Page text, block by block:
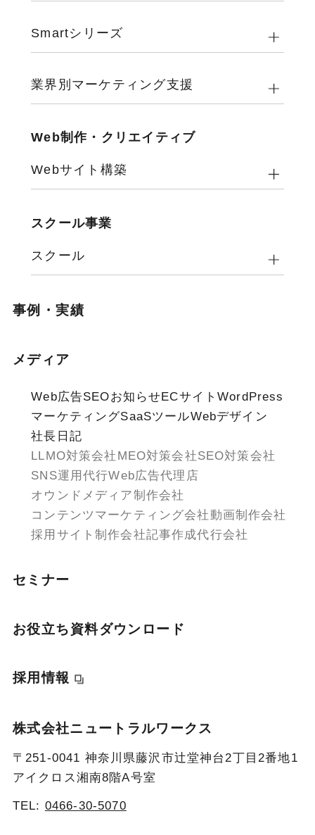
Smartシリーズ
業界別マーケティング支援
Web制作・クリエイティブ
Webサイト構築
スクール事業
スクール
事例・実績
メディア
Web広告SEOお知らせECサイトWordPress
マーケティングSaaSツールWebデザイン
社長日記
LLMO対策会社 MEO対策会社SEO対策会社
SNS運用代行Web広告代理店
オウンドメディア制作会社
コンテンツマーケティング会社動画制作会社
採用サイト制作会社記事作成代行会社
セミナー
お役立ち資料ダウンロード
採用情報
株式会社ニュートラルワークス
〒251-0041 神奈川県藤沢市辻堂神台2丁目2番地1
アイクロス湘南8階A号室
TEL: 0466-30-5070